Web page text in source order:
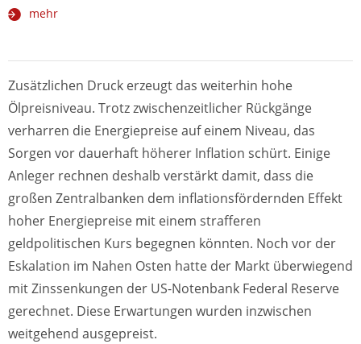
mehr
Zusätzlichen Druck erzeugt das weiterhin hohe
Ölpreisniveau. Trotz zwischenzeitlicher Rückgänge
verharren die Energiepreise auf einem Niveau, das
Sorgen vor dauerhaft höherer Inflation schürt. Einige
Anleger rechnen deshalb verstärkt damit, dass die
großen Zentralbanken dem inflationsfördernden Effekt
hoher Energiepreise mit einem strafferen
geldpolitischen Kurs begegnen könnten. Noch vor der
Eskalation im Nahen Osten hatte der Markt überwiegend
mit Zinssenkungen der US-Notenbank Federal Reserve
gerechnet. Diese Erwartungen wurden inzwischen
weitgehend ausgepreist.